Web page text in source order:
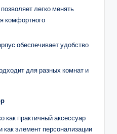
легко менять
комфортного
обеспечивает удобство
для разных комнат и
как практичный аксессуар
как элемент персонализации